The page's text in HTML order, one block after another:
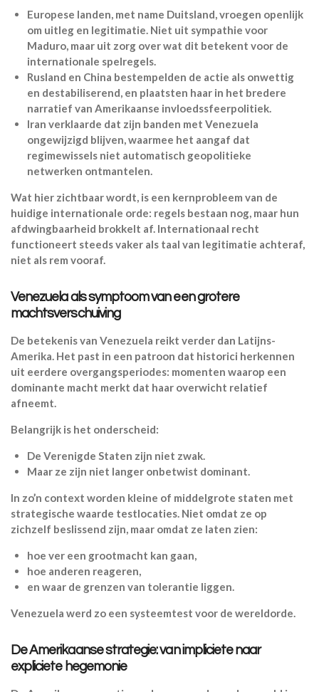
Europese landen, met name Duitsland, vroegen openlijk
om uitleg en legitimatie. Niet uit sympathie voor
Maduro, maar uit zorg over wat dit betekent voor de
internationale spelregels.
Rusland en China bestempelden de actie als onwettig
en destabiliserend, en plaatsten haar in het bredere
narratief van Amerikaanse invloedssfeerpolitiek.
Iran verklaarde dat zijn banden met Venezuela
ongewijzigd blijven, waarmee het aangaf dat
regimewissels niet automatisch geopolitieke
netwerken ontmantelen.
Wat hier zichtbaar wordt, is een kernprobleem van de
huidige internationale orde: regels bestaan nog, maar hun
afdwingbaarheid brokkelt af. Internationaal recht
functioneert steeds vaker als taal van legitimatie achteraf,
niet als rem vooraf.
Venezuela als symptoom van een grotere
machtsverschuiving
De betekenis van Venezuela reikt verder dan Latijns-
Amerika. Het past in een patroon dat historici herkennen
uit eerdere overgangsperiodes: momenten waarop een
dominante macht merkt dat haar overwicht relatief
afneemt.
Belangrijk is het onderscheid:
De Verenigde Staten zijn niet zwak.
Maar ze zijn niet langer onbetwist dominant.
In zo’n context worden kleine of middelgrote staten met
strategische waarde testlocaties. Niet omdat ze op
zichzelf beslissend zijn, maar omdat ze laten zien:
hoe ver een grootmacht kan gaan,
hoe anderen reageren,
en waar de grenzen van tolerantie liggen.
Venezuela werd zo een systeemtest voor de wereldorde.
De Amerikaanse strategie: van impliciete naar
expliciete hegemonie